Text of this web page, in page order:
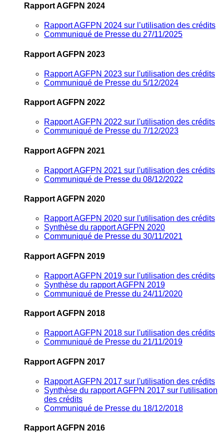
Rapport AGFPN 2024
Rapport AGFPN 2024 sur l’utilisation des crédits
Communiqué de Presse du 27/11/2025
Rapport AGFPN 2023
Rapport AGFPN 2023 sur l'utilisation des crédits
Communiqué de Presse du 5/12/2024
Rapport AGFPN 2022
Rapport AGFPN 2022 sur l'utilisation des crédits
Communiqué de Presse du 7/12/2023
Rapport AGFPN 2021
Rapport AGFPN 2021 sur l'utilisation des crédits
Communiqué de Presse du 08/12/2022
Rapport AGFPN 2020
Rapport AGFPN 2020 sur l'utilisation des crédits
Synthèse du rapport AGFPN 2020
Communiqué de Presse du 30/11/2021
Rapport AGFPN 2019
Rapport AGFPN 2019 sur l'utilisation des crédits
Synthèse du rapport AGFPN 2019
Communiqué de Presse du 24/11/2020
Rapport AGFPN 2018
Rapport AGFPN 2018 sur l'utilisation des crédits
Communiqué de Presse du 21/11/2019
Rapport AGFPN 2017
Rapport AGFPN 2017 sur l'utilisation des crédits
Synthèse du rapport AGFPN 2017 sur l'utilisation
des crédits
Communiqué de Presse du 18/12/2018
Rapport AGFPN 2016